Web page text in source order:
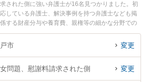
された側に強い弁護士が16名見つかりました。初
している弁護士、解決事例を持つ弁護士なども掲
する財産分与や養育費、親権等の細かな分野での
。特にみとみらい法律事務所の藤田 奈津子弁護士
戸オフィスの出縄 絢弁護士、弁護士法人長瀬総合
護士に相談したい』『慰謝料請求された側のトラ
弁護士を検索したい』『初回相談無料で慰謝料請
市 変更
問題、慰謝料請求された側 変更